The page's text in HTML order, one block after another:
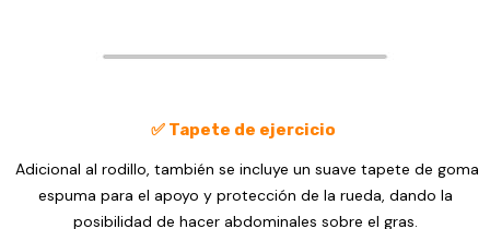
✅ Tapete de ejercicio
Adicional al rodillo, también se incluye un suave tapete de goma
espuma para el apoyo y protección de la rueda, dando la
posibilidad de hacer abdominales sobre el gras.